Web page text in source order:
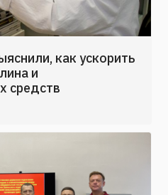
как ускорить
и
средств